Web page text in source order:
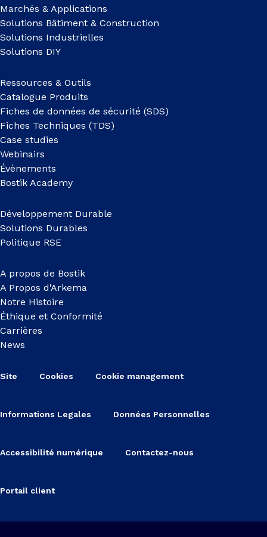
Marchés & Applications
Solutions Bâtiment & Construction
Solutions Industrielles
Solutions DIY
Ressources & Outils
Catalogue Produits
Fiches de données de sécurité (SDS)
Fiches Techniques (TDS)
Case studies
Webinairs
Évènements
Bostik Academy
Développement Durable
Solutions Durables
Politique RSE
A propos de Bostik
A Propos d'Arkema
Notre Histoire
Éthique et Conformité
Carrières
News
Site Cookies Cookie management
Informations Legales Données Personnelles
Accessibilité numérique Contactez-nous
Portail client